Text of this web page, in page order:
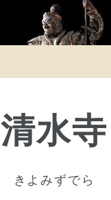
清水寺
きよみずでら